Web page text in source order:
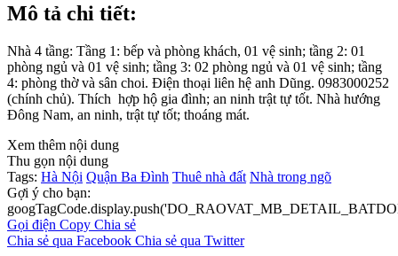
Mô tả chi tiết:
Nhà 4 tầng: Tầng 1: bếp và phòng khách, 01 vệ sinh; tầng 2: 01
phòng ngủ và 01 vệ sinh; tầng 3: 02 phòng ngủ và 01 vệ sinh; tầng
4: phòng thờ và sân choi. Điện thoại liên hệ anh Dũng. 0983000252
(chính chủ). Thích hợp hộ gia đình; an ninh trật tự tốt. Nhà hướng
Đông Nam, an ninh, trật tự tốt; thoáng mát.
Xem thêm nội dung
Thu gọn nội dung
Tags: Hà Nội Quận Ba Đình Thuê nhà đất Nhà trong ngõ
Gợi ý cho bạn:
Gọi điện Copy Chia sẻ
Chia sẻ qua Facebook Chia sẻ qua Twitter